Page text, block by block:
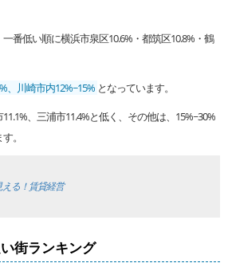
一番低い順に横浜市泉区10.6%・都筑区10.8%・鶴
、川崎市内12%~15% となっています。
、三浦市11.4%と低く、その他は、15%~30%
。
える！賃貸経営
街ランキング